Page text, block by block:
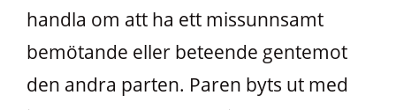
handla om att ha ett missunnsamt
bemötande eller beteende gentemot
den andra parten. Paren byts ut med